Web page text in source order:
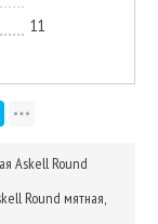
11
Askell Round
Round мятная,